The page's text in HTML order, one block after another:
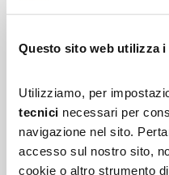
Questo sito web utilizza i
Utilizziamo, per
tecnici necessari per
navigazione nel sito.
accesso sul nostro sito,
cookie o altro strumento
della metà dei
QUALI SONO
COMPONENTI